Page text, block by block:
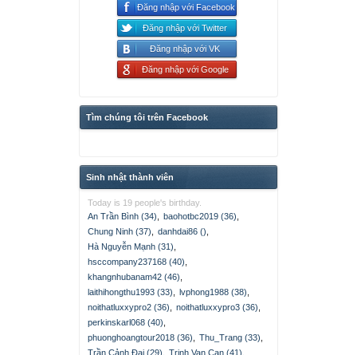
Đăng nhập với Facebook
Đăng nhập với Twitter
Đăng nhập với VK
Đăng nhập với Google
Tìm chúng tôi trên Facebook
Sinh nhật thành viên
Today is 19 people's birthday.
An Trần Bình (34)
baohotbc2019 (36)
Chung Ninh (37)
danhdai86 ()
Hà Nguyễn Mạnh (31)
hsccompany237168 (40)
khangnhubanam42 (46)
laithihongthu1993 (33)
lvphong1988 (38)
noithatluxxypro2 (36)
noithatluxxypro3 (36)
perkinskarl068 (40)
phuonghoangtour2018 (36)
Thu_Trang (33)
Trần Cảnh Đại (29)
Trinh Van Can (41)